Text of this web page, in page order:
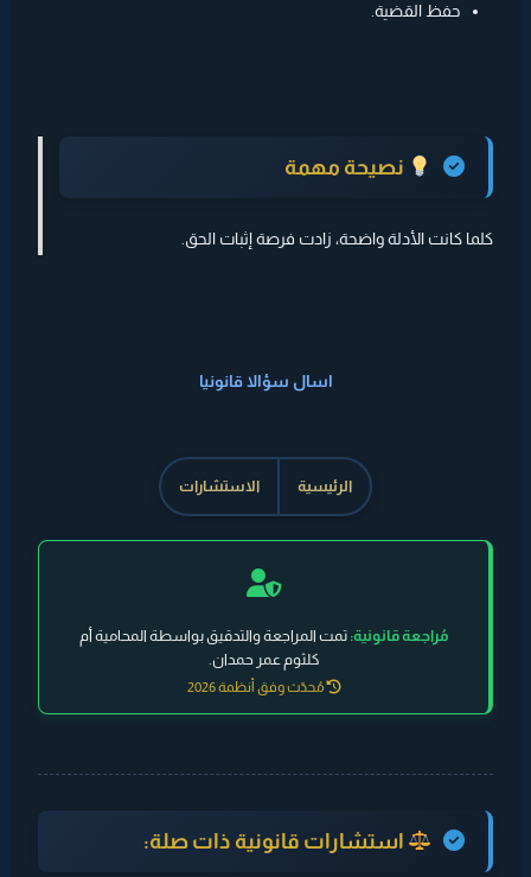
حفظ القضية.
نصيحة مهمة
كلما كانت الأدلة واضحة، زادت فرصة إثبات الحق.
اسال سؤالا قانونيا
الرئيسية الاستشارات
مُراجعة قانونية: تمت المراجعة والتدقيق بواسطة المحامية أم
كلثوم عمر حمدان.
مُحدّث وفق أنظمة 2026
استشارات قانونية ذات صلة: